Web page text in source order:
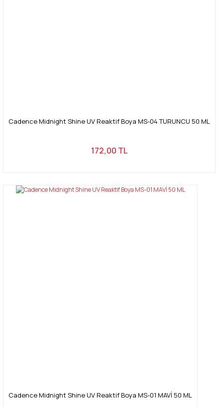
Cadence Midnight Shine UV Reaktif Boya MS-04 TURUNCU 50 ML
172,00 TL
Cadence Midnight Shine UV Reaktif Boya MS-01 MAVİ 50 ML